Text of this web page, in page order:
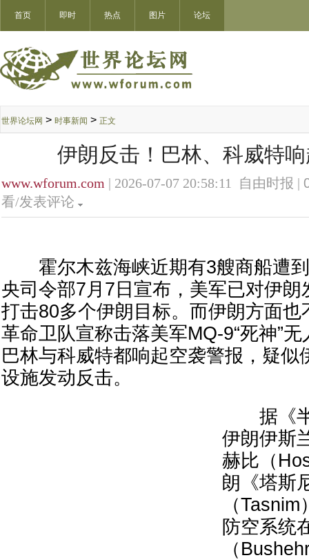
首页 即时 热点 图片 论坛
世界论坛网 > 时事新闻 > 正文
伊朗反击！巴林、科威特
www.wforum.com | 2026-07-07 20:58:11 自由时报 |
看/发表评论
霍尔木兹海峡近期有3艘商船遭到
央司令部7月7日宣布，美军已对伊朗
打击80多个伊朗目标。而伊朗方面也
革命卫队宣称击落美军MQ-9“死神”
巴林与科威特都响起空袭警报，疑似
设施发动反击。
据《半
伊朗伊斯
赫比（
朗《塔斯
（
防空系统
（